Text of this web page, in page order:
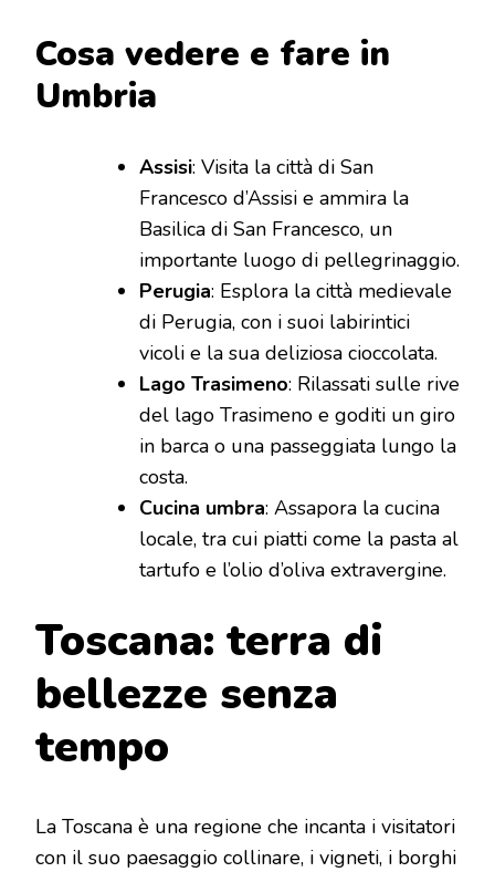
Cosa vedere e fare in
Umbria
Assisi: Visita la città di San
Francesco d’Assisi e ammira la
Basilica di San Francesco, un
importante luogo di pellegrinaggio.
Perugia: Esplora la città medievale
di Perugia, con i suoi labirintici
vicoli e la sua deliziosa cioccolata.
Lago Trasimeno: Rilassati sulle rive
del lago Trasimeno e goditi un giro
in barca o una passeggiata lungo la
costa.
Cucina umbra: Assapora la cucina
locale, tra cui piatti come la pasta al
tartufo e l’olio d’oliva extravergine.
Toscana: terra di
bellezze senza
tempo
La Toscana è una regione che incanta i visitatori
con il suo paesaggio collinare, i vigneti, i borghi